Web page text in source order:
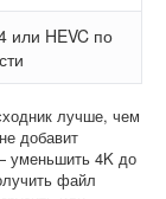
или HEVC по
лучше, чем
добавит
уменьшить 4K до
файл